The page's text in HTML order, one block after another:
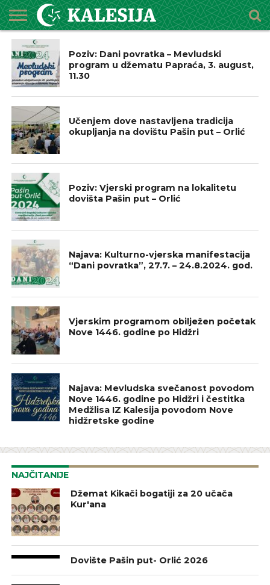
POČETNA
O
MEDŽLISU
DŽEMATI
IMAMI
MEKTEBSKI
CENTAR
VIJESTI
HUTBE
NAJAVE
KALENDAR
KONTAKT
Poziv: Dani povratka – Mevludski
program u džematu Papraća, 3. august,
11.30
Učenjem dove nastavljena tradicija
okupljanja na dovištu Pašin put – Orlić
Poziv: Vjerski program na lokalitetu
dovišta Pašin put – Orlić
Najava: Kulturno-vjerska manifestacija
“Dani povratka”, 27.7. – 24.8.2024. god.
Vjerskim programom obilježen početak
Nove 1446. godine po Hidžri
Najava: Mevludska svečanost povodom
Nove 1446. godine po Hidžri i čestitka
Medžlisa IZ Kalesija povodom Nove
hidžretske godine
NAJČITANIJE
Džemat Kikači bogatiji za 20 učača
Kur'ana
Dovište Pašin put- Orlić 2026